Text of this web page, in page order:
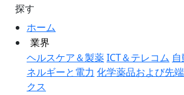
ホーム
業界
ヘルスケア＆製薬ICT＆テレコム
ネルギーと電力 化学薬品および先
クス
探す